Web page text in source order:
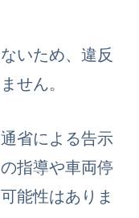
いため、違反
せん。
省による告示
指導や車両停
能性はありま